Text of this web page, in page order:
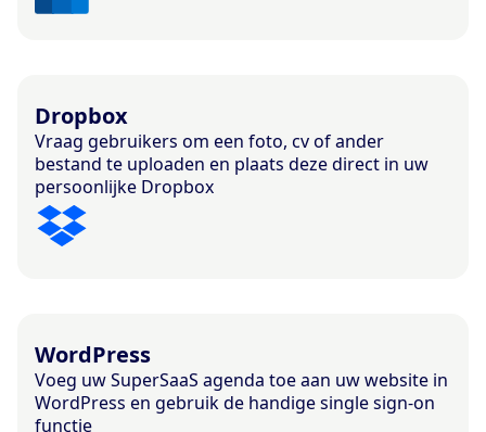
Dropbox
Vraag gebruikers om een foto, cv of ander
bestand te uploaden en plaats deze direct in uw
persoonlijke Dropbox
WordPress
Voeg uw SuperSaaS agenda toe aan uw website in
WordPress en gebruik de handige single sign-on
functie